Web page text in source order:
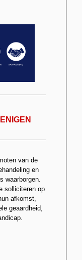
van de
en
waarborgen.
solliciteren op
afkomst,
geaardheid,